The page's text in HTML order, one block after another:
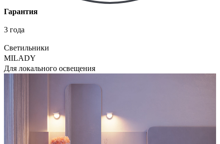
Гарантия
3 года
Светильники
MILADY
Для локального освещения